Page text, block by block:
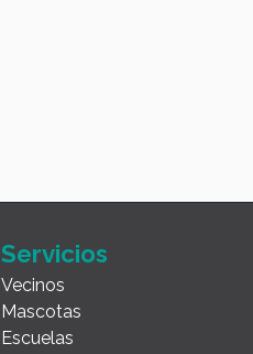
Servicios
Vecinos
Mascotas
Escuelas